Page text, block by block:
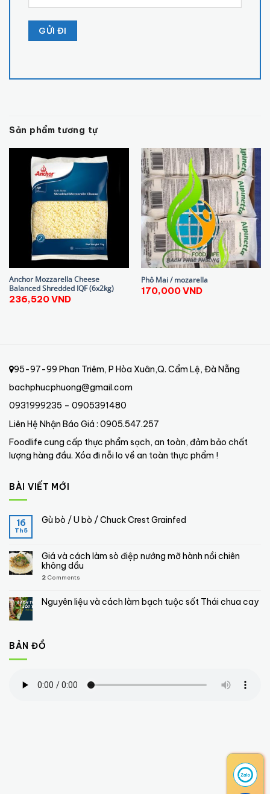
Sản phẩm tương tự
Anchor Mozzarella Cheese
Balanced Shredded IQF (6x2kg)
236,520VND
Phô Mai / mozarella
170,000VND
95-97-99 Phan Triêm, P Hòa Xuân,Q. Cẩm Lệ, Đà Nẵng
bachphucphuong@gmail.com
0931999235 – 0905391480
Liên Hệ Nhận Báo Giá : 0905.547.257
Foodlife cung cấp thực phẩm sạch, an toàn, đảm bảo chất
lượng hàng đầu. Xóa đi nỗi lo về an toàn thực phẩm !
BÀI VIẾT MỚI
16
Th5
Gù bò / U bò / Chuck Crest Grainfed
Giá và cách làm sò điệp nướng mỡ hành nồi chiên
không dầu
2 Comments
Nguyên liệu và cách làm bạch tuộc sốt Thái chua cay
BẢN ĐỒ